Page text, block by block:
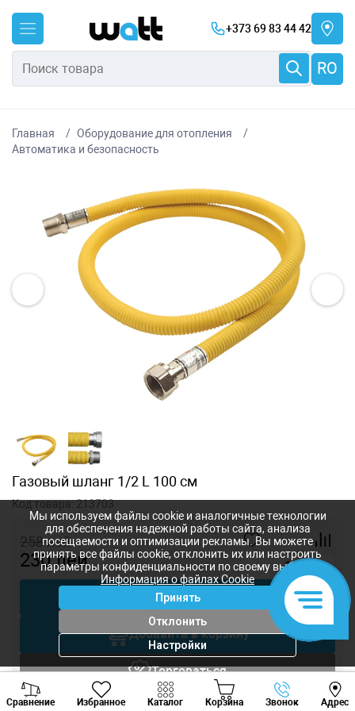
+373 69 83 44 42
RO
Главная
Оборудование для отопления
Автоматика и безопасность
Газовый шланг 1/2 L 100 см
Код товара:213703
258лей
230лей - +
Купить в 1 клик
Добавить в корзину
Торговаться
Вызов инженера
Сравнение Избранное Каталог Корзина Звонок Адрес
Viber Whatsapp
Мы используем файлы cookie и аналогичные технологии
для обеспечения надежной работы сайта, анализа
посещаемости и оптимизации рекламы. Вы можете
принять все файлы cookie, отклонить их или настроить
параметры конфиденциальности по своему выбору.
Информация о файлах Cookie
Принять
Отклонить
Настройки